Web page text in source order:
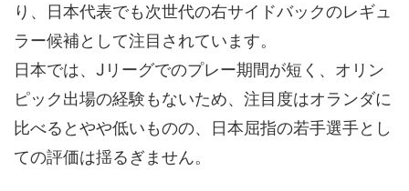
り、日本代表でも次世代の右サイドバックのレギュ
ラー候補として注目されています。
日本では、Jリーグでのプレー期間が短く、オリン
ピック出場の経験もないため、注目度はオランダに
比べるとやや低いものの、日本屈指の若手選手とし
ての評価は揺るぎません。